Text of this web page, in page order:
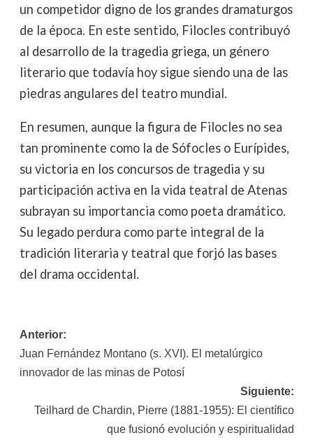
un competidor digno de los grandes dramaturgos
de la época. En este sentido, Filocles contribuyó
al desarrollo de la tragedia griega, un género
literario que todavía hoy sigue siendo una de las
piedras angulares del teatro mundial.
En resumen, aunque la figura de Filocles no sea
tan prominente como la de Sófocles o Eurípides,
su victoria en los concursos de tragedia y su
participación activa en la vida teatral de Atenas
subrayan su importancia como poeta dramático.
Su legado perdura como parte integral de la
tradición literaria y teatral que forjó las bases
del drama occidental.
Navegación
de
Anterior:
Juan Fernández Montano (s. XVI). El metalúrgico
innovador de las minas de Potosí
Siguiente:
Teilhard de Chardin, Pierre (1881-1955): El científico
que fusionó evolución y espiritualidad